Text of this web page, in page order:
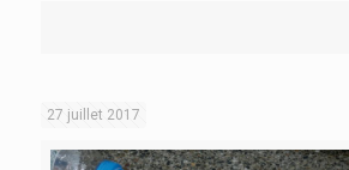
27 juillet 2017